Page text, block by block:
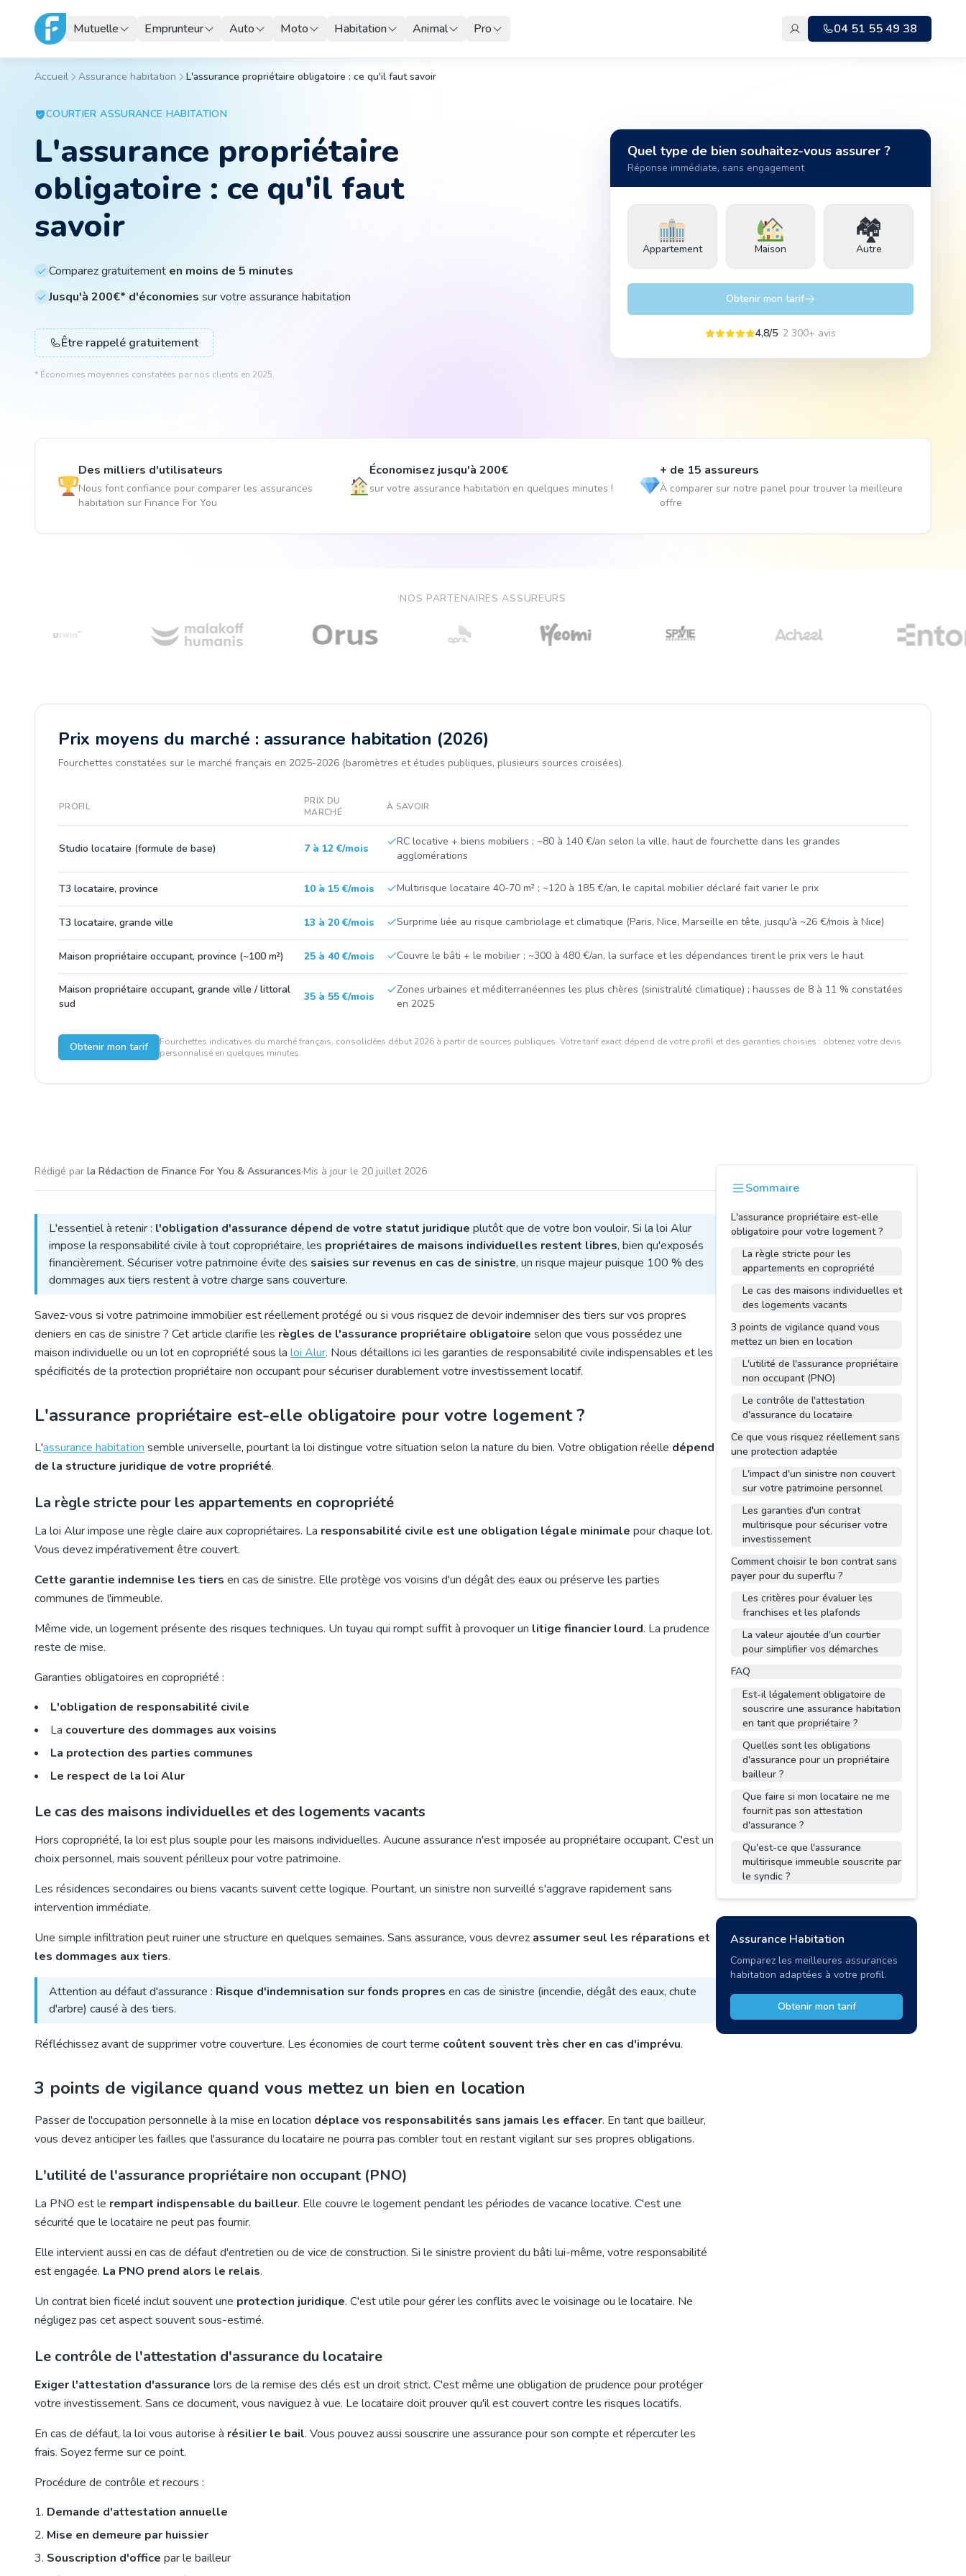
Mutuelle Emprunteur Auto Moto Habitation Animal Pro 04 51 55 49 38
Accueil Assurance habitation L'assurance propriétaire obligatoire : ce qu'il faut savoir
COURTIERASSURANCE HABITATION
L'assurance propriétaire
obligatoire : ce qu'il faut
savoir
Comparez gratuitement en moins de 5 minutes
Jusqu'à 200€* d'économies sur votre assurance habitation
Être rappelé gratuitement
* Économies moyennes constatées par nos clients en 2025.
Quel type de bien souhaitez-vous assurer ?
Réponse immédiate, sans engagement
Appartement Maison
🏘️
Autre
Obtenir mon tarif
4,8/5· 2 300+ avis
Des milliers d'utilisateurs
Nous font confiance pour comparer les assurances
habitation sur Finance For You
Économisez jusqu'à 200€
sur votre assurance habitation en quelques minutes !
+ de 15 assureurs
À comparer sur notre panel pour trouver la meilleure
offre
NOS PARTENAIRES ASSUREURS
Prix moyens du marché : assurance habitation (2026)
Fourchettes constatées sur le marché français en 2025-2026 (baromètres et études publiques, plusieurs sources croisées).
PROFIL
PRIX DU
MARCHÉ
À SAVOIR
Studio locataire (formule de base) 7 à 12 €/mois
RC locative + biens mobiliers ; ~80 à 140 €/an selon la ville, haut de fourchette dans les grandes
agglomérations
T3 locataire, province 10 à 15 €/mois Multirisque locataire 40-70 m² ; ~120 à 185 €/an, le capital mobilier déclaré fait varier le prix
T3 locataire, grande ville 13 à 20 €/mois Surprime liée au risque cambriolage et climatique (Paris, Nice, Marseille en tête, jusqu'à ~26 €/mois à Nice)
Maison propriétaire occupant, province (~100 m²) 25 à 40 €/mois Couvre le bâti + le mobilier ; ~300 à 480 €/an, la surface et les dépendances tirent le prix vers le haut
Maison propriétaire occupant, grande ville / littoral
sud
35 à 55 €/mois
Zones urbaines et méditerranéennes les plus chères (sinistralité climatique) ; hausses de 8 à 11 % constatées
en 2025
Obtenir mon tarif
Fourchettes indicatives du marché français, consolidées début 2026 à partir de sources publiques. Votre tarif exact dépend de votre profil et des garanties choisies : obtenez votre devis
personnalisé en quelques minutes.
Rédigé par la Rédaction de Finance For You & Assurances·Mis à jour le 20 juillet 2026
L'essentiel à retenir : l'obligation d'assurance dépend de votre statut juridique plutôt que de votre bon vouloir. Si la loi Alur
impose la responsabilité civile à tout copropriétaire, les propriétaires de maisons individuelles restent libres, bien qu'exposés
financièrement. Sécuriser votre patrimoine évite des saisies sur revenus en cas de sinistre, un risque majeur puisque 100 % des
dommages aux tiers restent à votre charge sans couverture.
Savez-vous si votre patrimoine immobilier est réellement protégé ou si vous risquez de devoir indemniser des tiers sur vos propres
deniers en cas de sinistre ? Cet article clarifie les règles de l'assurance propriétaire obligatoire selon que vous possédez une
maison individuelle ou un lot en copropriété sous la loi Alur. Nous détaillons ici les garanties de responsabilité civile indispensables et les
spécificités de la protection propriétaire non occupant pour sécuriser durablement votre investissement locatif.
L'assurance propriétaire est-elle obligatoire pour votre logement ?
L'assurance habitation semble universelle, pourtant la loi distingue votre situation selon la nature du bien. Votre obligation réelle dépend
de la structure juridique de votre propriété.
La règle stricte pour les appartements en copropriété
La loi Alur impose une règle claire aux copropriétaires. La responsabilité civile est une obligation légale minimale pour chaque lot.
Vous devez impérativement être couvert.
Cette garantie indemnise les tiers en cas de sinistre. Elle protège vos voisins d'un dégât des eaux ou préserve les parties
communes de l'immeuble.
Même vide, un logement présente des risques techniques. Un tuyau qui rompt suffit à provoquer un litige financier lourd. La prudence
reste de mise.
Garanties obligatoires en copropriété :
L'obligation de responsabilité civile
La couverture des dommages aux voisins
La protection des parties communes
Le respect de la loi Alur
Le cas des maisons individuelles et des logements vacants
Hors copropriété, la loi est plus souple pour les maisons individuelles. Aucune assurance n'est imposée au propriétaire occupant. C'est un
choix personnel, mais souvent périlleux pour votre patrimoine.
Les résidences secondaires ou biens vacants suivent cette logique. Pourtant, un sinistre non surveillé s'aggrave rapidement sans
intervention immédiate.
Une simple infiltration peut ruiner une structure en quelques semaines. Sans assurance, vous devrez assumer seul les réparations et
les dommages aux tiers.
Attention au défaut d'assurance : Risque d'indemnisation sur fonds propres en cas de sinistre (incendie, dégât des eaux, chute
d'arbre) causé à des tiers.
Réfléchissez avant de supprimer votre couverture. Les économies de court terme coûtent souvent très cher en cas d'imprévu.
3 points de vigilance quand vous mettez un bien en location
Passer de l'occupation personnelle à la mise en location déplace vos responsabilités sans jamais les effacer. En tant que bailleur,
vous devez anticiper les failles que l'assurance du locataire ne pourra pas combler tout en restant vigilant sur ses propres obligations.
L'utilité de l'assurance propriétaire non occupant (PNO)
La PNO est le rempart indispensable du bailleur. Elle couvre le logement pendant les périodes de vacance locative. C'est une
sécurité que le locataire ne peut pas fournir.
Elle intervient aussi en cas de défaut d'entretien ou de vice de construction. Si le sinistre provient du bâti lui-même, votre responsabilité
est engagée. La PNO prend alors le relais.
Un contrat bien ficelé inclut souvent une protection juridique. C'est utile pour gérer les conflits avec le voisinage ou le locataire. Ne
négligez pas cet aspect souvent sous-estimé.
Le contrôle de l'attestation d'assurance du locataire
Exiger l'attestation d'assurance lors de la remise des clés est un droit strict. C'est même une obligation de prudence pour protéger
votre investissement. Sans ce document, vous naviguez à vue. Le locataire doit prouver qu'il est couvert contre les risques locatifs.
En cas de défaut, la loi vous autorise à résilier le bail. Vous pouvez aussi souscrire une assurance pour son compte et répercuter les
frais. Soyez ferme sur ce point.
Procédure de contrôle et recours :
Demande d'attestation annuelle
Mise en demeure par huissier
Souscription d'office par le bailleur
Sommaire
L'assurance propriétaire est-elle
obligatoire pour votre logement ?
La règle stricte pour les
appartements en copropriété
Le cas des maisons individuelles et
des logements vacants
3 points de vigilance quand vous
mettez un bien en location
L'utilité de l'assurance propriétaire
non occupant (PNO)
Le contrôle de l'attestation
d'assurance du locataire
Ce que vous risquez réellement sans
une protection adaptée
L'impact d'un sinistre non couvert
sur votre patrimoine personnel
Les garanties d'un contrat
multirisque pour sécuriser votre
investissement
Comment choisir le bon contrat sans
payer pour du superflu ?
Les critères pour évaluer les
franchises et les plafonds
La valeur ajoutée d'un courtier
pour simplifier vos démarches
FAQ
Est-il légalement obligatoire de
souscrire une assurance habitation
en tant que propriétaire ?
Quelles sont les obligations
d'assurance pour un propriétaire
bailleur ?
Que faire si mon locataire ne me
fournit pas son attestation
d'assurance ?
Qu'est-ce que l'assurance
multirisque immeuble souscrite par
le syndic ?
Assurance Habitation
Comparez les meilleures assurances
habitation adaptées à votre profil.
Obtenir mon tarif